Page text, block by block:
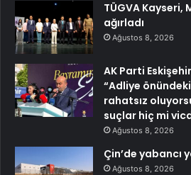
TÜGVA Kayseri,
ağırladı
Ağustos 8, 2026
AK Parti
“Adliye
rahatsız
suçlar hiç mi
Ağustos 8, 2026
Çin’de yabancı
Ağustos 8, 2026